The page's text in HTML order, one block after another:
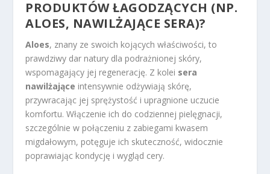
PRODUKTÓW ŁAGODZĄCYCH (NP.
ALOES, NAWILŻAJĄCE SERA)?
Aloes, znany ze swoich kojących właściwości, to
prawdziwy dar natury dla podrażnionej skóry,
wspomagający jej regenerację. Z kolei sera
nawilżające intensywnie odżywiają skórę,
przywracając jej sprężystość i upragnione uczucie
komfortu. Włączenie ich do codziennej pielęgnacji,
szczególnie w połączeniu z zabiegami kwasem
migdałowym, potęguje ich skuteczność, widocznie
poprawiając kondycję i wygląd cery.